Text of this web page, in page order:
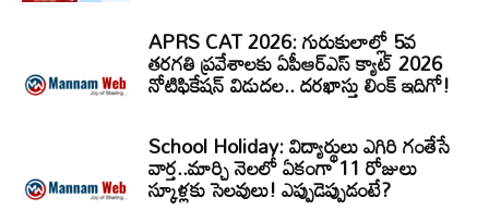
APRS CAT 2026: గురుకులాల్లో 5వ
తరగతి ప్రవేశాలకు ఏపీఆర్‌ఎస్‌ క్యాట్‌ 2026
నోటిఫికేషన్‌ విడుదల.. దరఖాస్తు లింక్‌ ఇదిగో!
School Holiday: విద్యార్థులు ఎగిరి గంతేసే
వార్త..మార్చి నెలలో ఏకంగా 11 రోజులు
స్కూళ్లకు సెలవులు! ఎప్పుడెప్పుడంటే?